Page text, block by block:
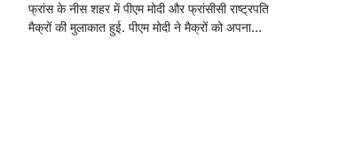
फ्रांस के नीस शहर में पीएम मोदी और फ्रांसीसी राष्ट्रपति
मैक्रों की मुलाकात हुई. पीएम मोदी ने मैक्रों को अपना…